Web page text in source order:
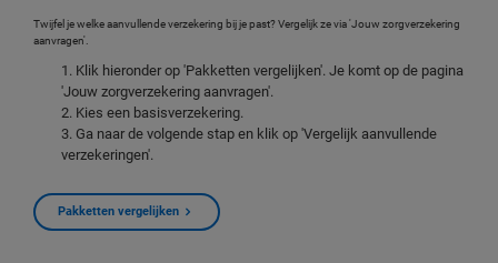
Twijfel je welke aanvullende verzekering bij je past? Vergelijk ze via 'Jouw zorgverzekering
aanvragen'.
Klik hieronder op 'Pakketten vergelijken'. Je komt op de pagina
'Jouw zorgverzekering aanvragen'.
Kies een basisverzekering.
Ga naar de volgende stap en klik op 'Vergelijk aanvullende
verzekeringen'.
Pakketten vergelijken